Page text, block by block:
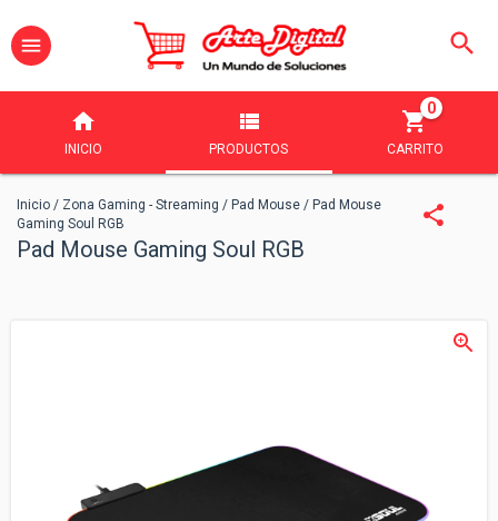
INICIO PRODUCTOS CARRITO
0
Inicio / Zona Gaming - Streaming / Pad Mouse / Pad Mouse
Gaming Soul RGB
Pad Mouse Gaming Soul RGB